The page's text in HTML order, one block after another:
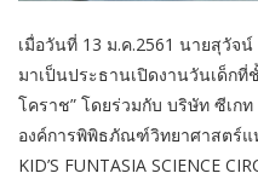
เมื่อวันที่ 13 ม.ค.2561 นายสุวัจ
มาเป็นประธานเปิดงานวันเด็กที่
โคราช” โดยร่วมกับ บริษัท ซีเก
องค์การพิพิธภัณฑ์วิทยาศาสตร์แ
KID’S FUNTASIA SCIENCE